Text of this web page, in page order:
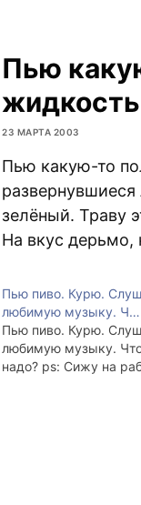
Пью
23 МАРТА 2003
Пью какую-то
зелёный. Траву
На вкус дерьмо,
Пью пиво. Курю.
любимую музыку. Ч…
Пью пиво. Курю.
любимую музыку.
надо? ps: Сижу на